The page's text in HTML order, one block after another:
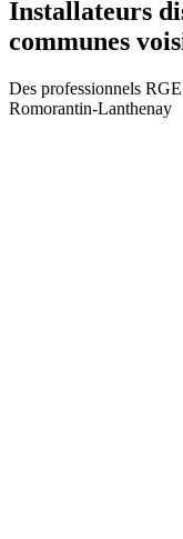
Installateurs
communes
Des professionnels
Romorantin-Lanthenay